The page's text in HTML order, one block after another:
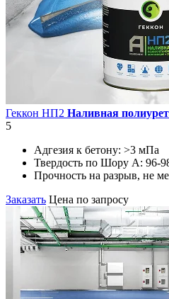
Геккон НП2 Наливная
5
Адгезия к бетону: >3 мПа
Твердость по Шору А: 96-
Прочность на разрыв, не
Заказать Цена по запросу